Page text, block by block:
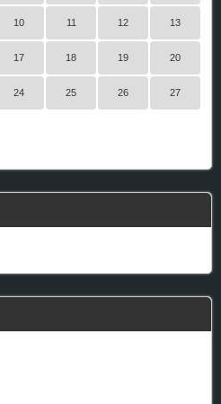
10 11 12 13
17 18 19 20
24 25 26 27